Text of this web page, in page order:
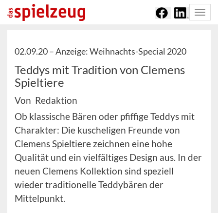
02.09.20 –Anzeige: Weihnachts-Special 2020
Teddys mit Tradition von Clemens
Spieltiere
Von Redaktion
Ob klassische Bären oder pfiffige Teddys mit
Charakter: Die kuscheligen Freunde von
Clemens Spieltiere zeichnen eine hohe
Qualität und ein vielfältiges Design aus. In der
neuen Clemens Kollektion sind speziell
wieder traditionelle Teddybären der
Mittelpunkt.